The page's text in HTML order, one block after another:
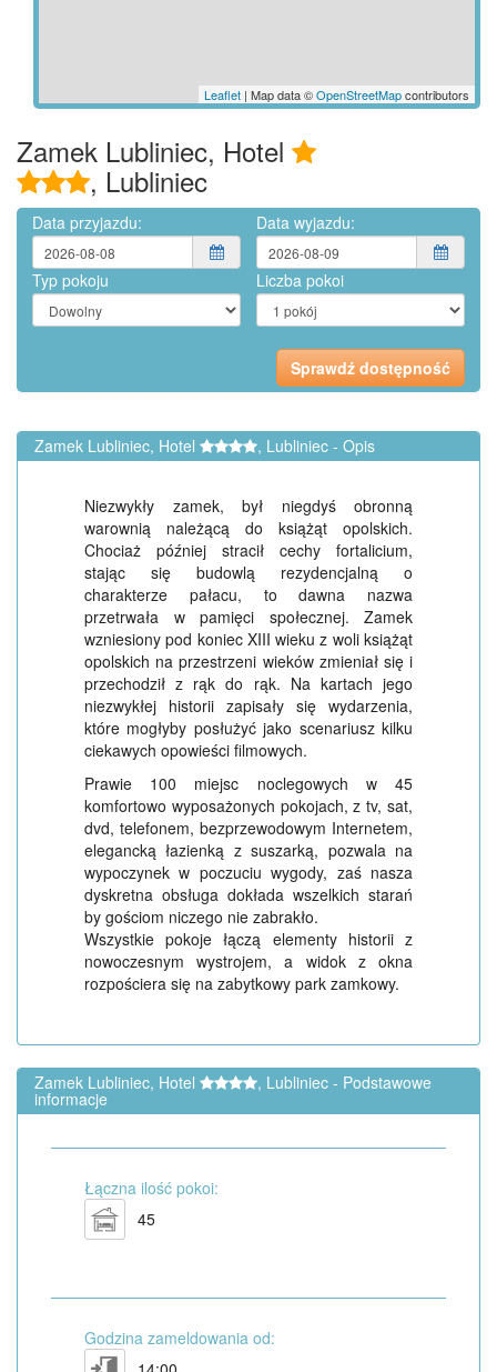
Leaflet | Map data ©OpenStreetMapcontributors
Zamek Lubliniec, Hotel
, Lubliniec
Data przyjazdu: Data wyjazdu:
Typ pokoju Liczba pokoi
Zamek Lubliniec, Hotel , Lubliniec - Opis
Niezwykły zamek, był niegdyś obronną
warownią należącą do książąt opolskich.
Chociaż później stracił cechy fortalicium,
stając się budowlą rezydencjalną o
charakterze pałacu, to dawna nazwa
przetrwała w pamięci społecznej. Zamek
wzniesiony pod koniec XIII wieku z woli książąt
opolskich na przestrzeni wieków zmieniał się i
przechodził z rąk do rąk. Na kartach jego
niezwykłej historii zapisały się wydarzenia,
które mogłyby posłużyć jako scenariusz kilku
ciekawych opowieści filmowych.
Prawie 100 miejsc noclegowych w 45
komfortowo wyposażonych pokojach, z tv, sat,
dvd, telefonem, bezprzewodowym Internetem,
elegancką łazienką z suszarką, pozwala na
wypoczynek w poczuciu wygody, zaś nasza
dyskretna obsługa dokłada wszelkich starań
by gościom niczego nie zabrakło.
Wszystkie pokoje łączą elementy historii z
nowoczesnym wystrojem, a widok z okna
rozpościera się na zabytkowy park zamkowy.
Zamek Lubliniec, Hotel , Lubliniec - Podstawowe
informacje
Łączna ilość pokoi:
45
Godzina zameldowania od: